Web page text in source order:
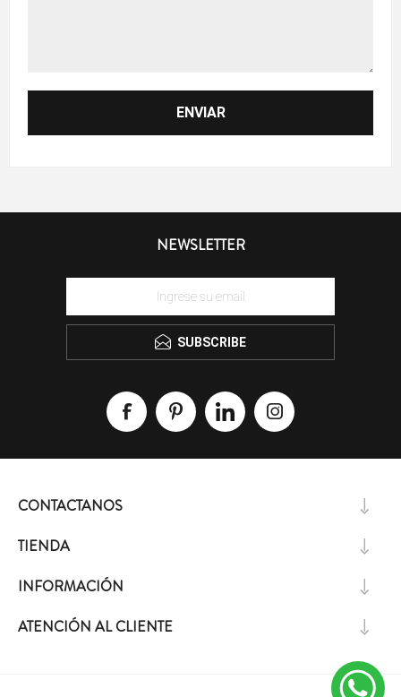
NEWSLETTER
SUBSCRIBE
CONTACTANOS
TIENDA
INFORMACIÓN
ATENCIÓN AL CLIENTE